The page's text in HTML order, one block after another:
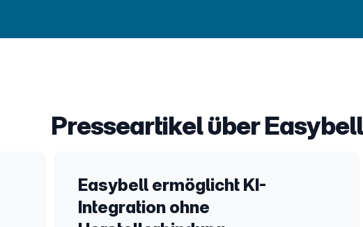
Presseartikel über Easybell
Easybell ermöglicht KI-
Integration ohne